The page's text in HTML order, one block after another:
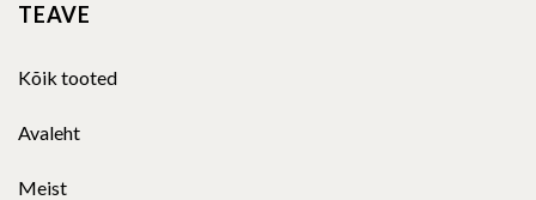
TEAVE
Kõik tooted
Avaleht
Meist